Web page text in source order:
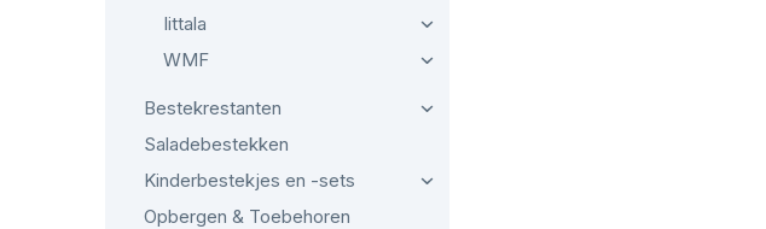
Iittala
WMF
Bestekrestanten
Saladebestekken
Kinderbestekjes en -sets
Opbergen & Toebehoren